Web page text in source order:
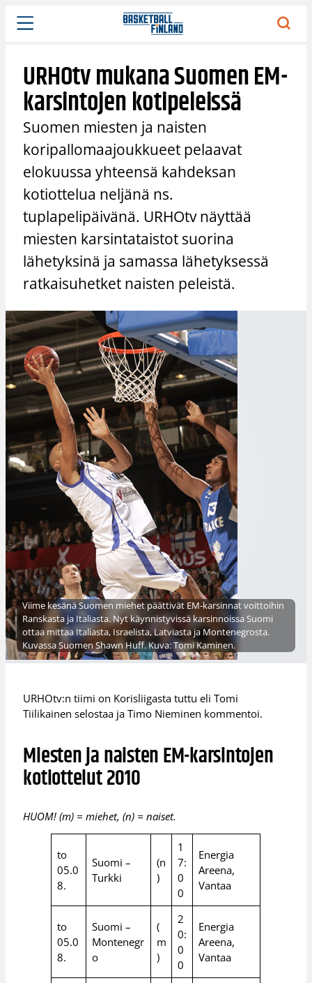
Siirry
sisältöön
URHOtv mukana Suomen EM-
karsintojen kotipeleissä
Suomen miesten ja naisten
koripallomaajoukkueet pelaavat
elokuussa yhteensä kahdeksan
kotiottelua neljänä ns.
tuplapelipäivänä. URHOtv näyttää
miesten karsintataistot suorina
lähetyksinä ja samassa lähetyksessä
ratkaisuhetket naisten peleistä.
Viime kesänä Suomen miehet päättivät EM-karsinnat voittoihin
Ranskasta ja Italiasta. Nyt käynnistyvissä karsinnoissa Suomi
ottaa mittaa Italiasta, Israelista, Latviasta ja Montenegrosta.
Kuvassa Suomen Shawn Huff. Kuva: Tomi Kaminen.
URHOtv:n tiimi on Korisliigasta tuttu eli Tomi
Tiilikainen selostaa ja Timo Nieminen kommentoi.
Miesten ja naisten EM-karsintojen
kotiottelut 2010
HUOM! (m) = miehet, (n) = naiset.
to
05.0
8.
Suomi –
Turkki
(n
)
1
7:
0
0
Energia
Areena,
Vantaa
to
05.0
8.
Suomi –
Montenegr
o
(
m
)
2
0:
0
0
Energia
Areena,
Vantaa